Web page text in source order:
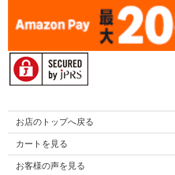
お店のトップへ戻る
カートを見る
お客様の声を見る